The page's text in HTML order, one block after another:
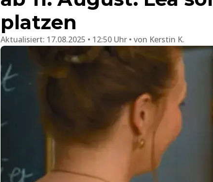
platzen
Aktualisiert: 17.08.2025 • 12:50 Uhr von Kerstin K.